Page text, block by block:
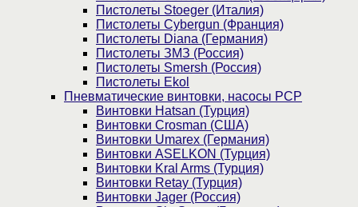
Пистолеты Stoeger (Италия)
Пистолеты Cybergun (Франция)
Пистолеты Diana (Германия)
Пистолеты ЗМЗ (Россия)
Пистолеты Smersh (Россия)
Пистолеты Ekol
Пневматические винтовки, насосы PCP
Винтовки Hatsan (Турция)
Винтовки Crosman (США)
Винтовки Umarex (Германия)
Винтовки ASELKON (Турция)
Винтовки Kral Arms (Турция)
Винтовки Retay (Турция)
Винтовки Jager (Россия)